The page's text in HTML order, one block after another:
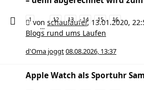
1
…
12 13 14 15 16
von schauläufer, 13.01.2020,
Blogs rund ums Laufen
d'Oma joggt08.08.2026, 13:37
Apple Watch als Sportuhr